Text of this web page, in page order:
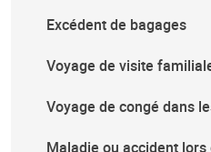
Excédent de bagages
Voyage de visite
Voyage de congé dans
Maladie ou accident lors